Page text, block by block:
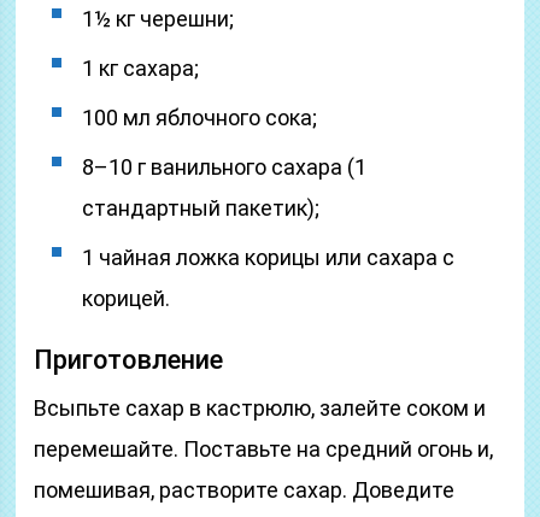
1½ кг черешни;
1 кг сахара;
100 мл яблочного сока;
8–10 г ванильного сахара (1
стандартный пакетик);
1 чайная ложка корицы или сахара с
корицей.
Приготовление
Всыпьте сахар в кастрюлю, залейте соком и
перемешайте. Поставьте на средний огонь и,
помешивая, растворите сахар. Доведите